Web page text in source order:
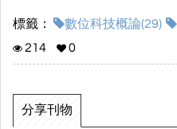
標籤： 數位科技概論(29)
214
0
分享刊物